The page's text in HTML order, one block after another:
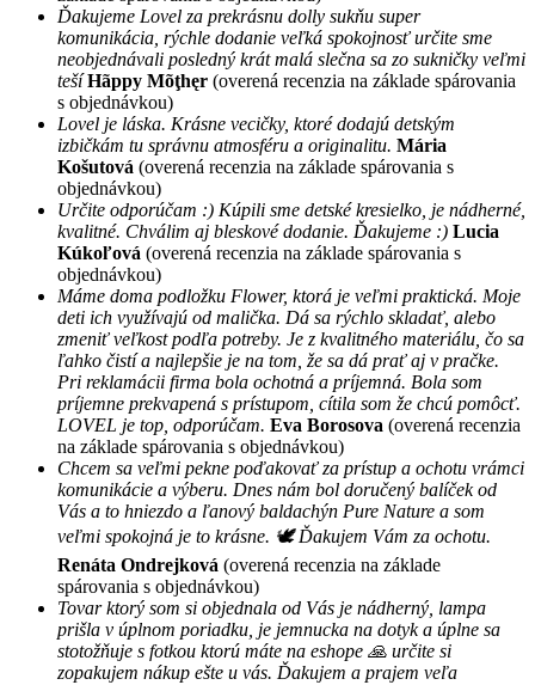
Ďakujeme Lovel za prekrásnu dolly sukňu super
komunikácia, rýchle dodanie veľká spokojnosť určite sme
neobjednávali posledný krát malá slečna sa zo sukničky veľmi
tešíHãppy Mõţhęr (overená recenzia na základe spárovania
s objednávkou)
Lovel je láska. Krásne vecičky, ktoré dodajú detským
izbičkám tu správnu atmosféru a originalitu. Mária
Košutová (overená recenzia na základe spárovania s
objednávkou)
Určite odporúčam :) Kúpili sme detské kresielko, je nádherné,
kvalitné. Chválim aj bleskové dodanie. Ďakujeme :) Lucia
Kúkoľová (overená recenzia na základe spárovania s
objednávkou)
Máme doma podložku Flower, ktorá je veľmi praktická. Moje
deti ich využívajú od malička. Dá sa rýchlo skladať, alebo
zmeniť veľkost podľa potreby. Je z kvalitného materiálu, čo sa
ľahko čistí a najlepšie je na tom, že sa dá prať aj v pračke.
Pri reklamácii firma bola ochotná a príjemná. Bola som
príjemne prekvapená s prístupom, cítila som že chcú pomôcť.
LOVEL je top, odporúčam. Eva Borosova (overená recenzia
na základe spárovania s objednávkou)
Chcem sa veľmi pekne poďakovať za prístup a ochotu vrámci
komunikácie a výberu. Dnes nám bol doručený balíček od
Vás a to hniezdo a ľanový baldachýn Pure Nature a som
veľmi spokojná je to krásne. 🕊 Ďakujem Vám za ochotu.
Renáta Ondrejková (overená recenzia na základe
spárovania s objednávkou)
Tovar ktorý som si objednala od Vás je nádherný, lampa
prišla v úplnom poriadku, je jemnucka na dotyk a úplne sa
stotožňuje s fotkou ktorú máte na eshope 🙏 určite si
zopakujem nákup ešte u vás. Ďakujem a prajem veľa